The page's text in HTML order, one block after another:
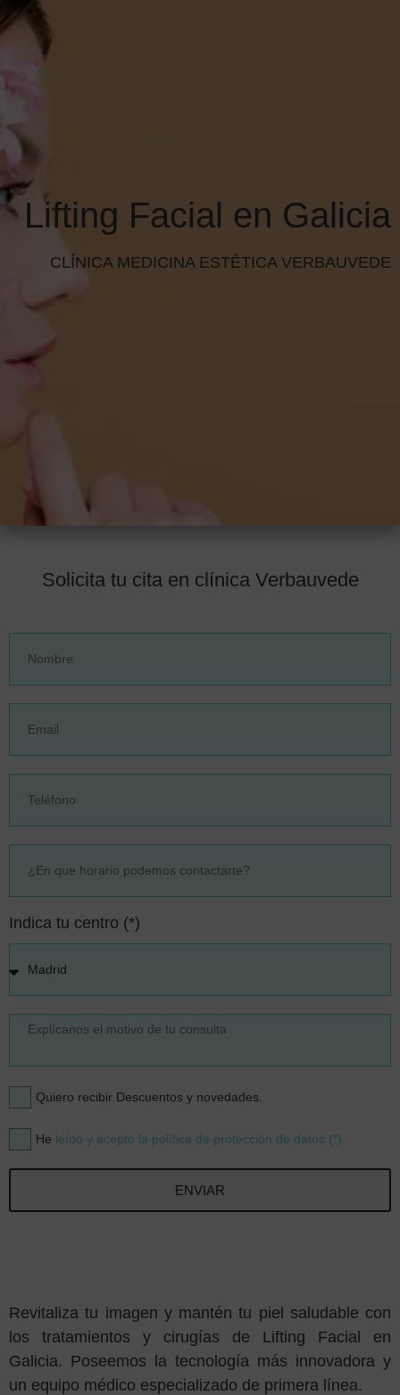
Lifting Facial en Galicia
CLÍNICA MEDICINA ESTÉTICA VERBAUVEDE
Solicita tu cita en clínica Verbauvede
Indica tu centro (*)
Quiero recibir Descuentos y novedades.
He leído y acepto la política de protección de datos (*).
ENVIAR
Revitaliza tu imagen y mantén tu piel saludable con
los tratamientos y cirugías de Lifting Facial en
Galicia. Poseemos la tecnología más innovadora y
un equipo médico especializado de primera línea.